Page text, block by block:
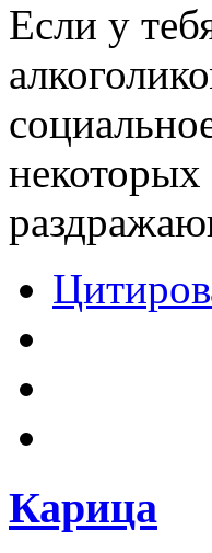
Если у
Карица